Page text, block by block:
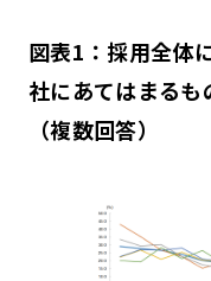
図表1：採用全体
社にあてはまるも
（複数回答）